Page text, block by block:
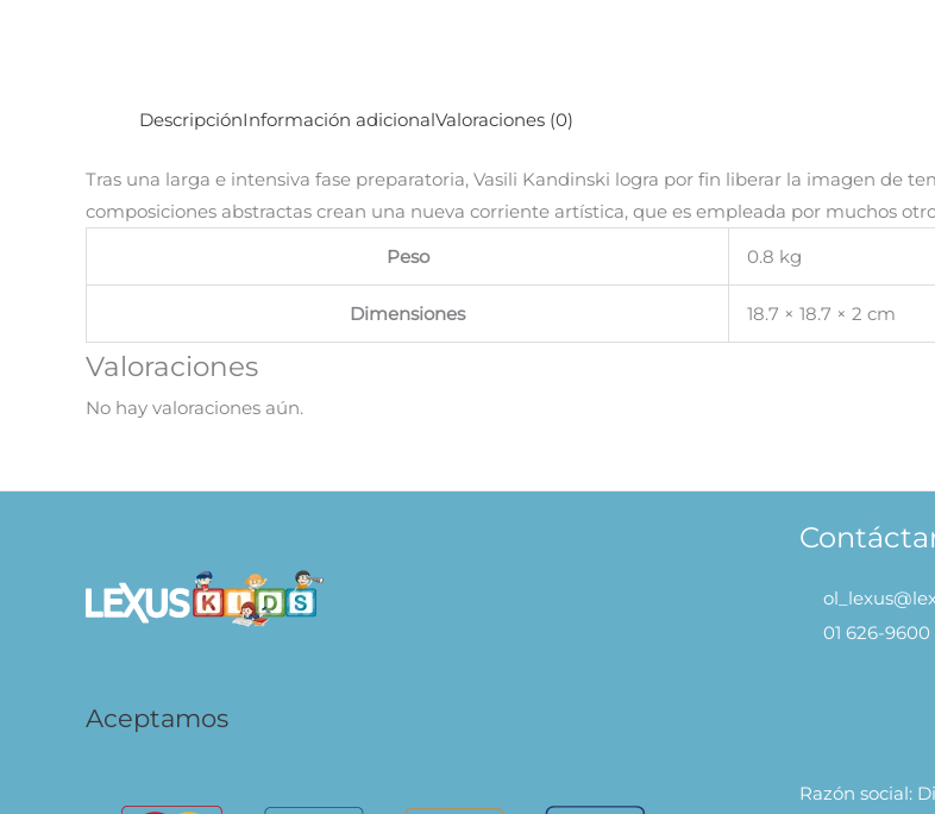
DescripciónInformación adicionalValoraciones (0)
Tras una larga e intensiva fase preparatoria, Vasili Kandinski logra por fin liberar la imagen de
composiciones abstractas crean una nueva corriente artística, que es empleada por muchos
Peso
0.8 kg
Dimensiones 18.7 × 18.7 × 2 cm
Valoraciones
No hay valoraciones aún.
Aceptamos
01 626-9600
Razón social: